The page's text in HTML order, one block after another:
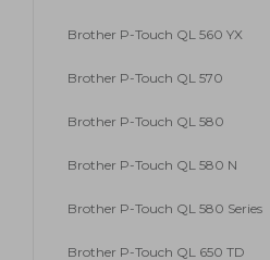
Brother P-Touch QL 560 YX
Brother P-Touch QL 570
Brother P-Touch QL 580
Brother P-Touch QL 580 N
Brother P-Touch QL 580 Series
Brother P-Touch QL 650 TD